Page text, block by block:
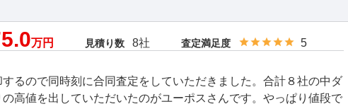
万円 見積り数 8社 査定満足度 5
るので同時刻に合同査定をしていただきました。合計８社の中ダ
高値を出していただいたのがユーポスさんです。やっぱり値段で